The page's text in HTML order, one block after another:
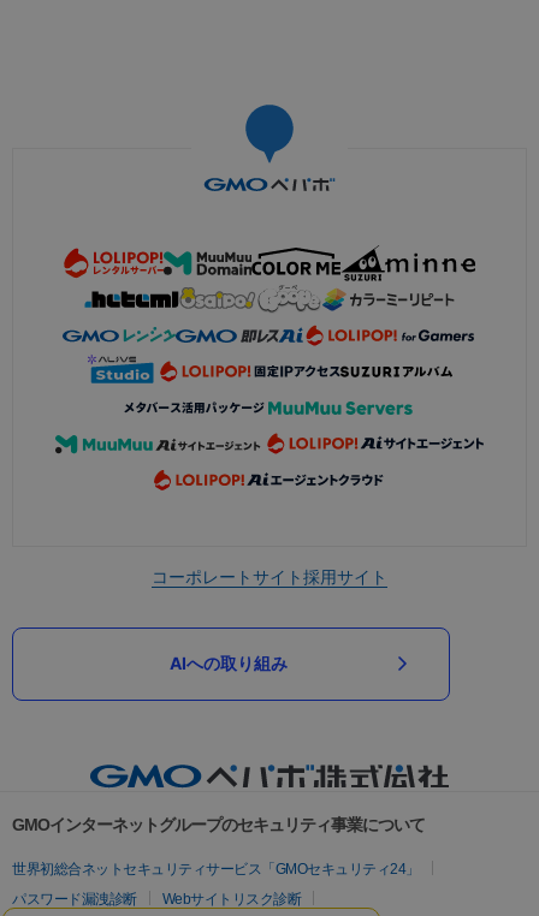
コーポレートサイト採用サイト
AIへの取り組み
GMOインターネットグループのセキュリティ事業について
世界初総合ネットセキュリティサービス「GMOセキュリティ24」
パスワード漏洩診断
Webサイトリスク診断